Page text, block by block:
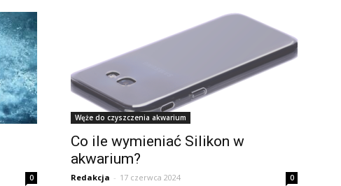
0
Węże do czyszczenia akwarium
Co ile wymieniać Silikon w
akwarium?
Redakcja - 17 czerwca 2024 0